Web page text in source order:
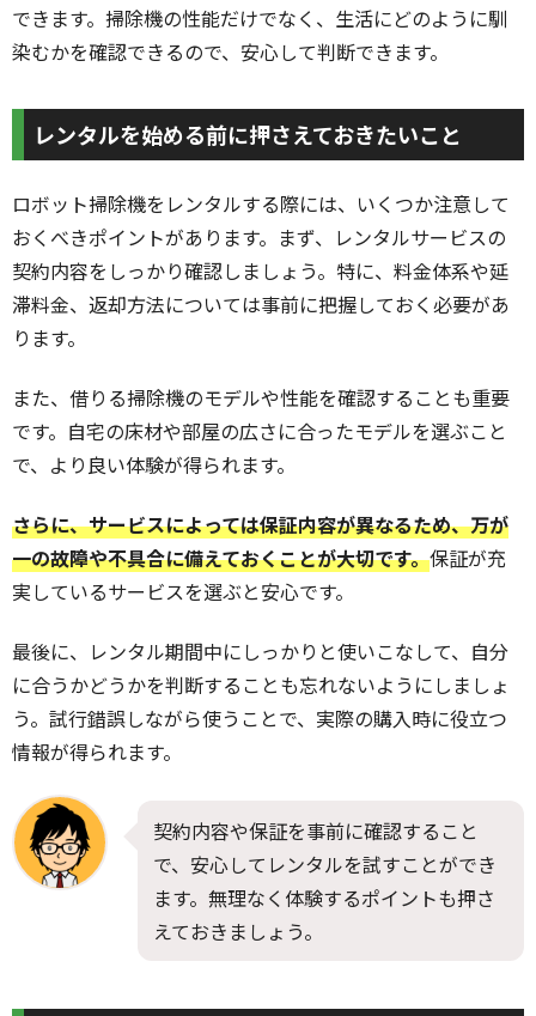
できます。掃除機の性能だけでなく、生活にどのように馴
染むかを確認できるので、安心して判断できます。
レンタルを始める前に押さえておきたいこと
ロボット掃除機をレンタルする際には、いくつか注意して
おくべきポイントがあります。まず、レンタルサービスの
契約内容をしっかり確認しましょう。特に、料金体系や延
滞料金、返却方法については事前に把握しておく必要があ
ります。
また、借りる掃除機のモデルや性能を確認することも重要
です。自宅の床材や部屋の広さに合ったモデルを選ぶこと
で、より良い体験が得られます。
さらに、サービスによっては保証内容が異なるため、万が
一の故障や不具合に備えておくことが大切です。保証が充
実しているサービスを選ぶと安心です。
最後に、レンタル期間中にしっかりと使いこなして、自分
に合うかどうかを判断することも忘れないようにしましょ
う。試行錯誤しながら使うことで、実際の購入時に役立つ
情報が得られます。
契約内容や保証を事前に確認すること
で、安心してレンタルを試すことができ
ます。無理なく体験するポイントも押さ
えておきましょう。